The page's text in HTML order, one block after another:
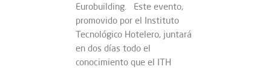
Eurobuilding. Este evento,
promovido por el Instituto
Tecnológico Hotelero, juntará
en dos días todo el
conocimiento que el ITH